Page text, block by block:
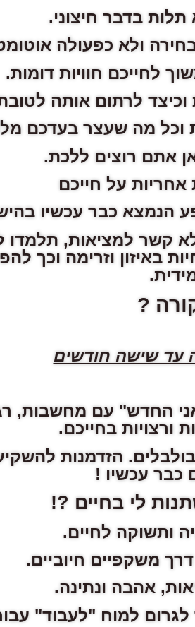
בדבר חיצוני.
ולא כפעולה
לחייכם חוויות דומות.
וכיצד לרתום אותה
וכל מה שעצר בעדכם
אתם רוצים ללכת.
על חייכם
הנמצא כבר עכשיו
קשר למציאות,
באיזון וזרימה וכך
?
החדש" עם מחשבות,
ורצויות בחייכם.
הזדמנות
כבר עכשיו !
לי בחיים ?!
ותשוקה לחיים.
משקפיים חיוביים.
אהבה ונתינה.
לגרום למוח "לעבוד"